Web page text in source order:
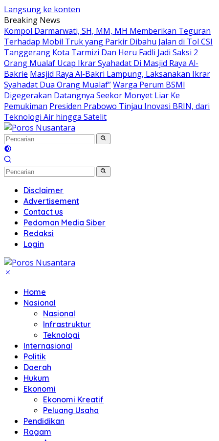
Langsung ke konten
Breaking News
Kompol Darmarwati, SH, MM, MH Memberikan Teguran
Terhadap Mobil Truk yang Parkir Dibahu Jalan di Tol CSI
Tanggerang Kota Tarmizi Dan Heru Fadli Jadi Saksi 2
Orang Mualaf Ucap Ikrar Syahadat Di Masjid Raya Al-
Bakrie Masjid Raya Al-Bakri Lampung, Laksanakan Ikrar
Syahadat Dua Orang Mualaf”Warga Perum BSMI
Digegerakan Datangnya Seekor Monyet Liar Ke
Pemukiman Presiden Prabowo Tinjau Inovasi BRIN, dari
Teknologi Air hingga Satelit
Disclaimer
Advertisement
Contact us
Pedoman Media Siber
Redaksi
Login
Home
Nasional
Nasional
Infrastruktur
Teknologi
Internasional
Politik
Daerah
Hukum
Ekonomi
Ekonomi Kreatif
Peluang Usaha
Pendidikan
Ragam